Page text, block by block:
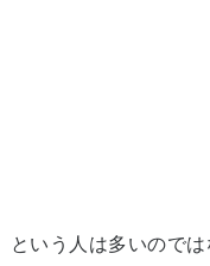
いう人は多いのでは